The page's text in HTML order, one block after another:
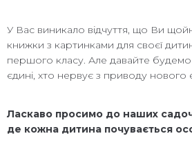
У Вас виникало відчуття, що Ви
книжки з картинками для своєї
першого класу. Але давайте будемо
єдині, хто нервує з приводу нового
Ласкаво просимо до наших
де кожна дитина почувається